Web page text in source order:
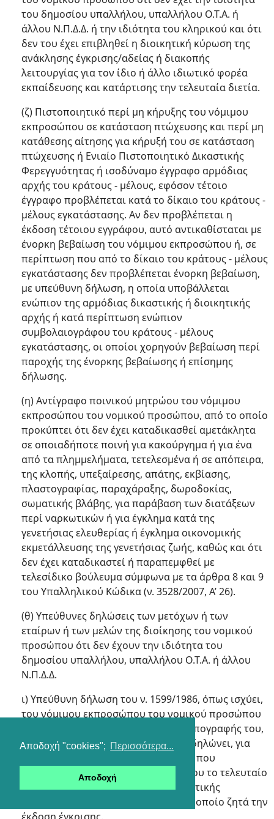
Αποδοχή "cookies"; Περισσότερα...
Αποδοχή
του δημοσίου υπαλλήλου, υπαλλήλου Ο.Τ.Α. ή
άλλου Ν.Π.Δ.Δ. ή την ιδιότητα του κληρικού και ότι
δεν του έχει επιβληθεί η διοικητική κύρωση της
ανάκλησης έγκρισης/αδείας ή διακοπής
λειτουργίας για τον ίδιο ή άλλο ιδιωτικό φορέα
εκπαίδευσης και κατάρτισης την τελευταία διετία.
(ζ) Πιστοποιητικό περί μη κήρυξης του νόμιμου
εκπροσώπου σε κατάσταση πτώχευσης και περί μη
κατάθεσης αίτησης για κήρυξή του σε κατάσταση
πτώχευσης ή Ενιαίο Πιστοποιητικό Δικαστικής
Φερεγγυότητας ή ισοδύναμο έγγραφο αρμόδιας
αρχής του κράτους - μέλους, εφόσον τέτοιο
έγγραφο προβλέπεται κατά το δίκαιο του κράτους -
μέλους εγκατάστασης. Αν δεν προβλέπεται η
έκδοση τέτοιου εγγράφου, αυτό αντικαθίσταται με
ένορκη βεβαίωση του νόμιμου εκπροσώπου ή, σε
περίπτωση που από το δίκαιο του κράτους - μέλους
εγκατάστασης δεν προβλέπεται ένορκη βεβαίωση,
με υπεύθυνη δήλωση, η οποία υποβάλλεται
ενώπιον της αρμόδιας δικαστικής ή διοικητικής
αρχής ή κατά περίπτωση ενώπιον
συμβολαιογράφου του κράτους - μέλους
εγκατάστασης, οι οποίοι χορηγούν βεβαίωση περί
παροχής της ένορκης βεβαίωσης ή επίσημης
δήλωσης.
(η) Αντίγραφο ποινικού μητρώου του νόμιμου
εκπροσώπου του νομικού προσώπου, από το οποίο
προκύπτει ότι δεν έχει καταδικασθεί αμετάκλητα
σε οποιαδήποτε ποινή για κακούργημα ή για ένα
από τα πλημμελήματα, τετελεσμένα ή σε απόπειρα,
της κλοπής, υπεξαίρεσης, απάτης, εκβίασης,
πλαστογραφίας, παραχάραξης, δωροδοκίας,
σωματικής βλάβης, για παράβαση των διατάξεων
περί ναρκωτικών ή για έγκλημα κατά της
γενετήσιας ελευθερίας ή έγκλημα οικονομικής
εκμετάλλευσης της γενετήσιας ζωής, καθώς και ότι
δεν έχει καταδικαστεί ή παραπεμφθεί με
τελεσίδικο βούλευμα σύμφωνα με τα άρθρα 8 και 9
του Υπαλληλικού Κώδικα (ν. 3528/2007, Α’ 26).
(θ) Υπεύθυνες δηλώσεις των μετόχων ή των
εταίρων ή των μελών της διοίκησης του νομικού
προσώπου ότι δεν έχουν την ιδιότητα του
δημοσίου υπαλλήλου, υπαλλήλου Ο.Τ.Α. ή άλλου
Ν.Π.Δ.Δ.
ι) Υπεύθυνη δήλωση του ν. 1599/1986, όπως ισχύει,
του νόμιμου εκπροσώπου του νομικού προσώπου
με βεβαίωση περί του γνήσιου της υπογραφής του,
στην οποία ο νόμιμος εκπρόσωπος δηλώνει, για
λογαριασμό του νομικού προσώπου που
εκπροσωπεί, τον διακριτικό τίτλο που το τελευταίο
θα χρησιμοποιήσει στον φορέα ιδιωτικής
εκπαίδευσης και κατάρτισης για τον οποίο ζητά την